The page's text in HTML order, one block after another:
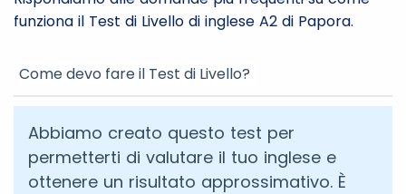
funziona il Test di Livello di inglese A2 di Papora.
Come devo fare il Test di Livello?
Abbiamo creato questo test per
permetterti di valutare il tuo inglese e
ottenere un risultato approssimativo. È